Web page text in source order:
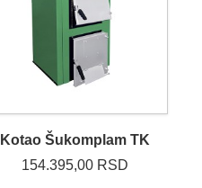
Kotao Šukomplam TK
154.395,00 RSD